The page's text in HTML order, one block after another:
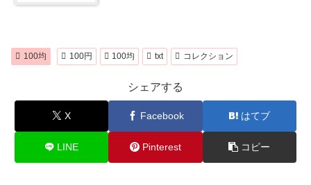
100均 100円 100均 txt コレクション
シェアする
X Facebook はてブ
LINE Pinterest コピー